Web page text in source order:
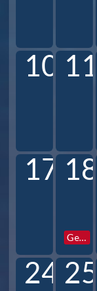
10 11
17 18
Gesamtkonferenz
24 25